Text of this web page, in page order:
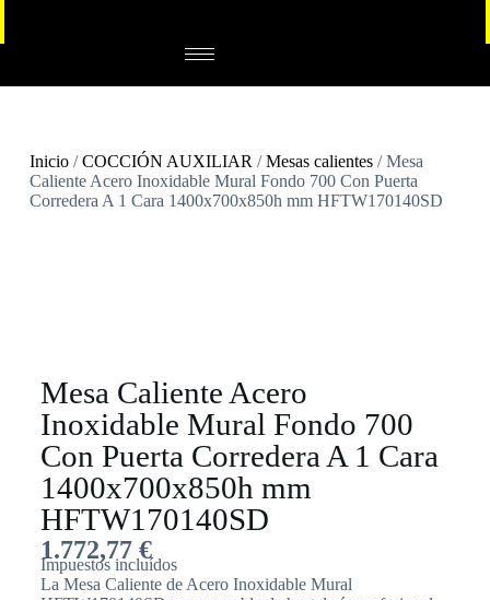
Inicio/COCCIÓN AUXILIAR /Mesas calientes/ Mesa
Caliente Acero Inoxidable Mural Fondo 700 Con Puerta
Corredera A 1 Cara 1400x700x850h mm HFTW170140SD
Mesa Caliente Acero
Inoxidable Mural Fondo 700
Con Puerta Corredera A 1 Cara
1400x700x850h mm
HFTW170140SD
1.772,77 €
Impuestos incluídos
La Mesa Caliente de Acero Inoxidable Mural